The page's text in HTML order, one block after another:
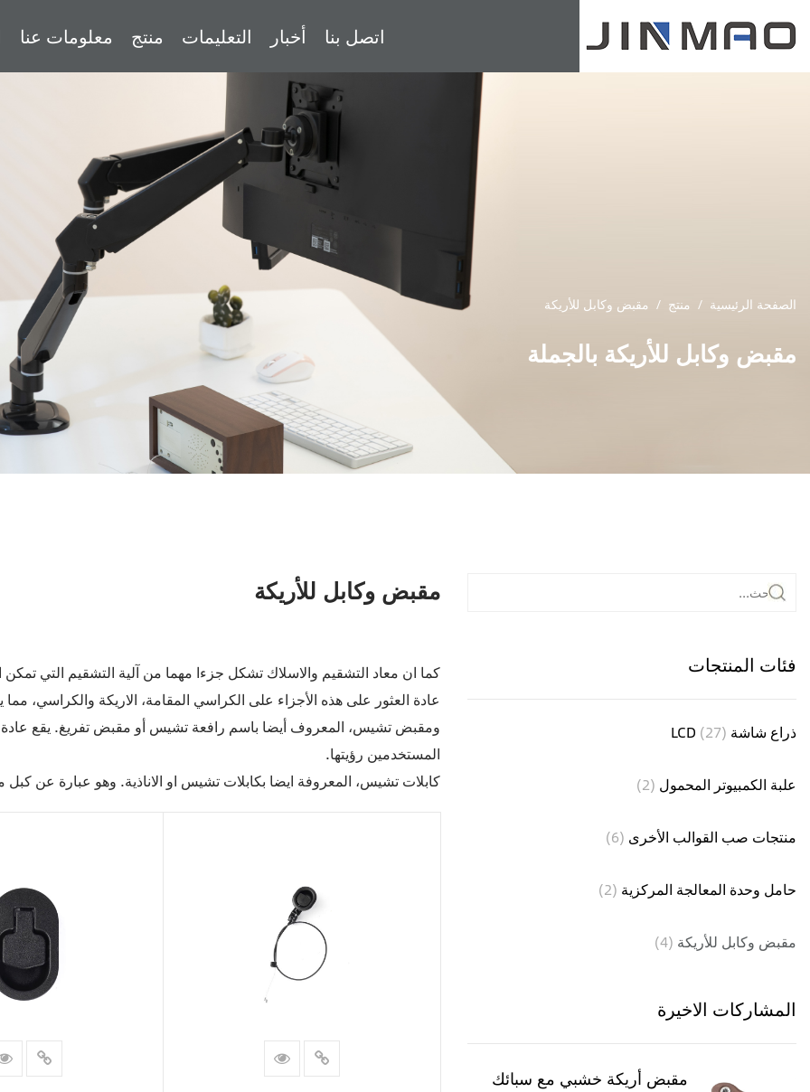
معلومات عنا منتج التعليمات أخبار اتصل بنا
الصفحة الرئيسية / منتج / مقبض وكابل للأريكة
مقبض وكابل للأريكة بالجملة
فئات المنتجات
ذراع شاشة LCD (27)
علبة الكمبيوتر المحمول (2)
منتجات صب القوالب الأخرى (6)
حامل وحدة المعالجة المركزية (2)
مقبض وكابل للأريكة (4)
المشاركات الاخيرة
مقبض أريكة خشبي مع سبائك
مقبض وكابل للأريكة
كما ان معاد التشقيم والاسلاك تشكل جزءا مهما من آلية التشقيم التي
عادة العثور على هذه الأجزاء على الكراسي المقامة، الاريكة والكراسي،
ومقبض تشيس، المعروف أيضا باسم رافعة تشيس أو مقبض تفريغ. يقع
المستخدمين رؤيتها.
كابلات تشيس، المعروفة ايضا بكابلات تشيس او الاناذية. وهو عبارة عن